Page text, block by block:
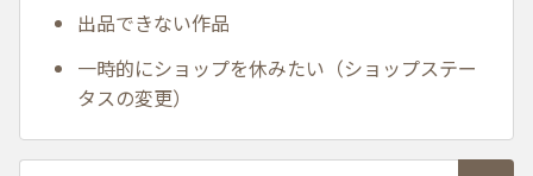
出品できない作品
一時的にショップを休みたい（ショップステー
タスの変更）